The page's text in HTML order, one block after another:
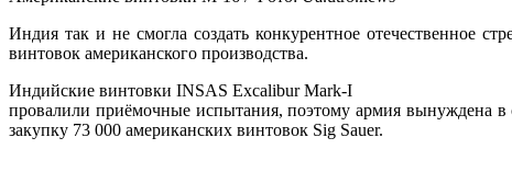
Индия так и не смогла создать конкурентное отечественное
винтовок американского производства.
Индийские винтовки INSAS Excalibur Mark-I
провалили приёмочные испытания, поэтому армия вынуждена
закупку 73 000 американских винтовок Sig Sauer.